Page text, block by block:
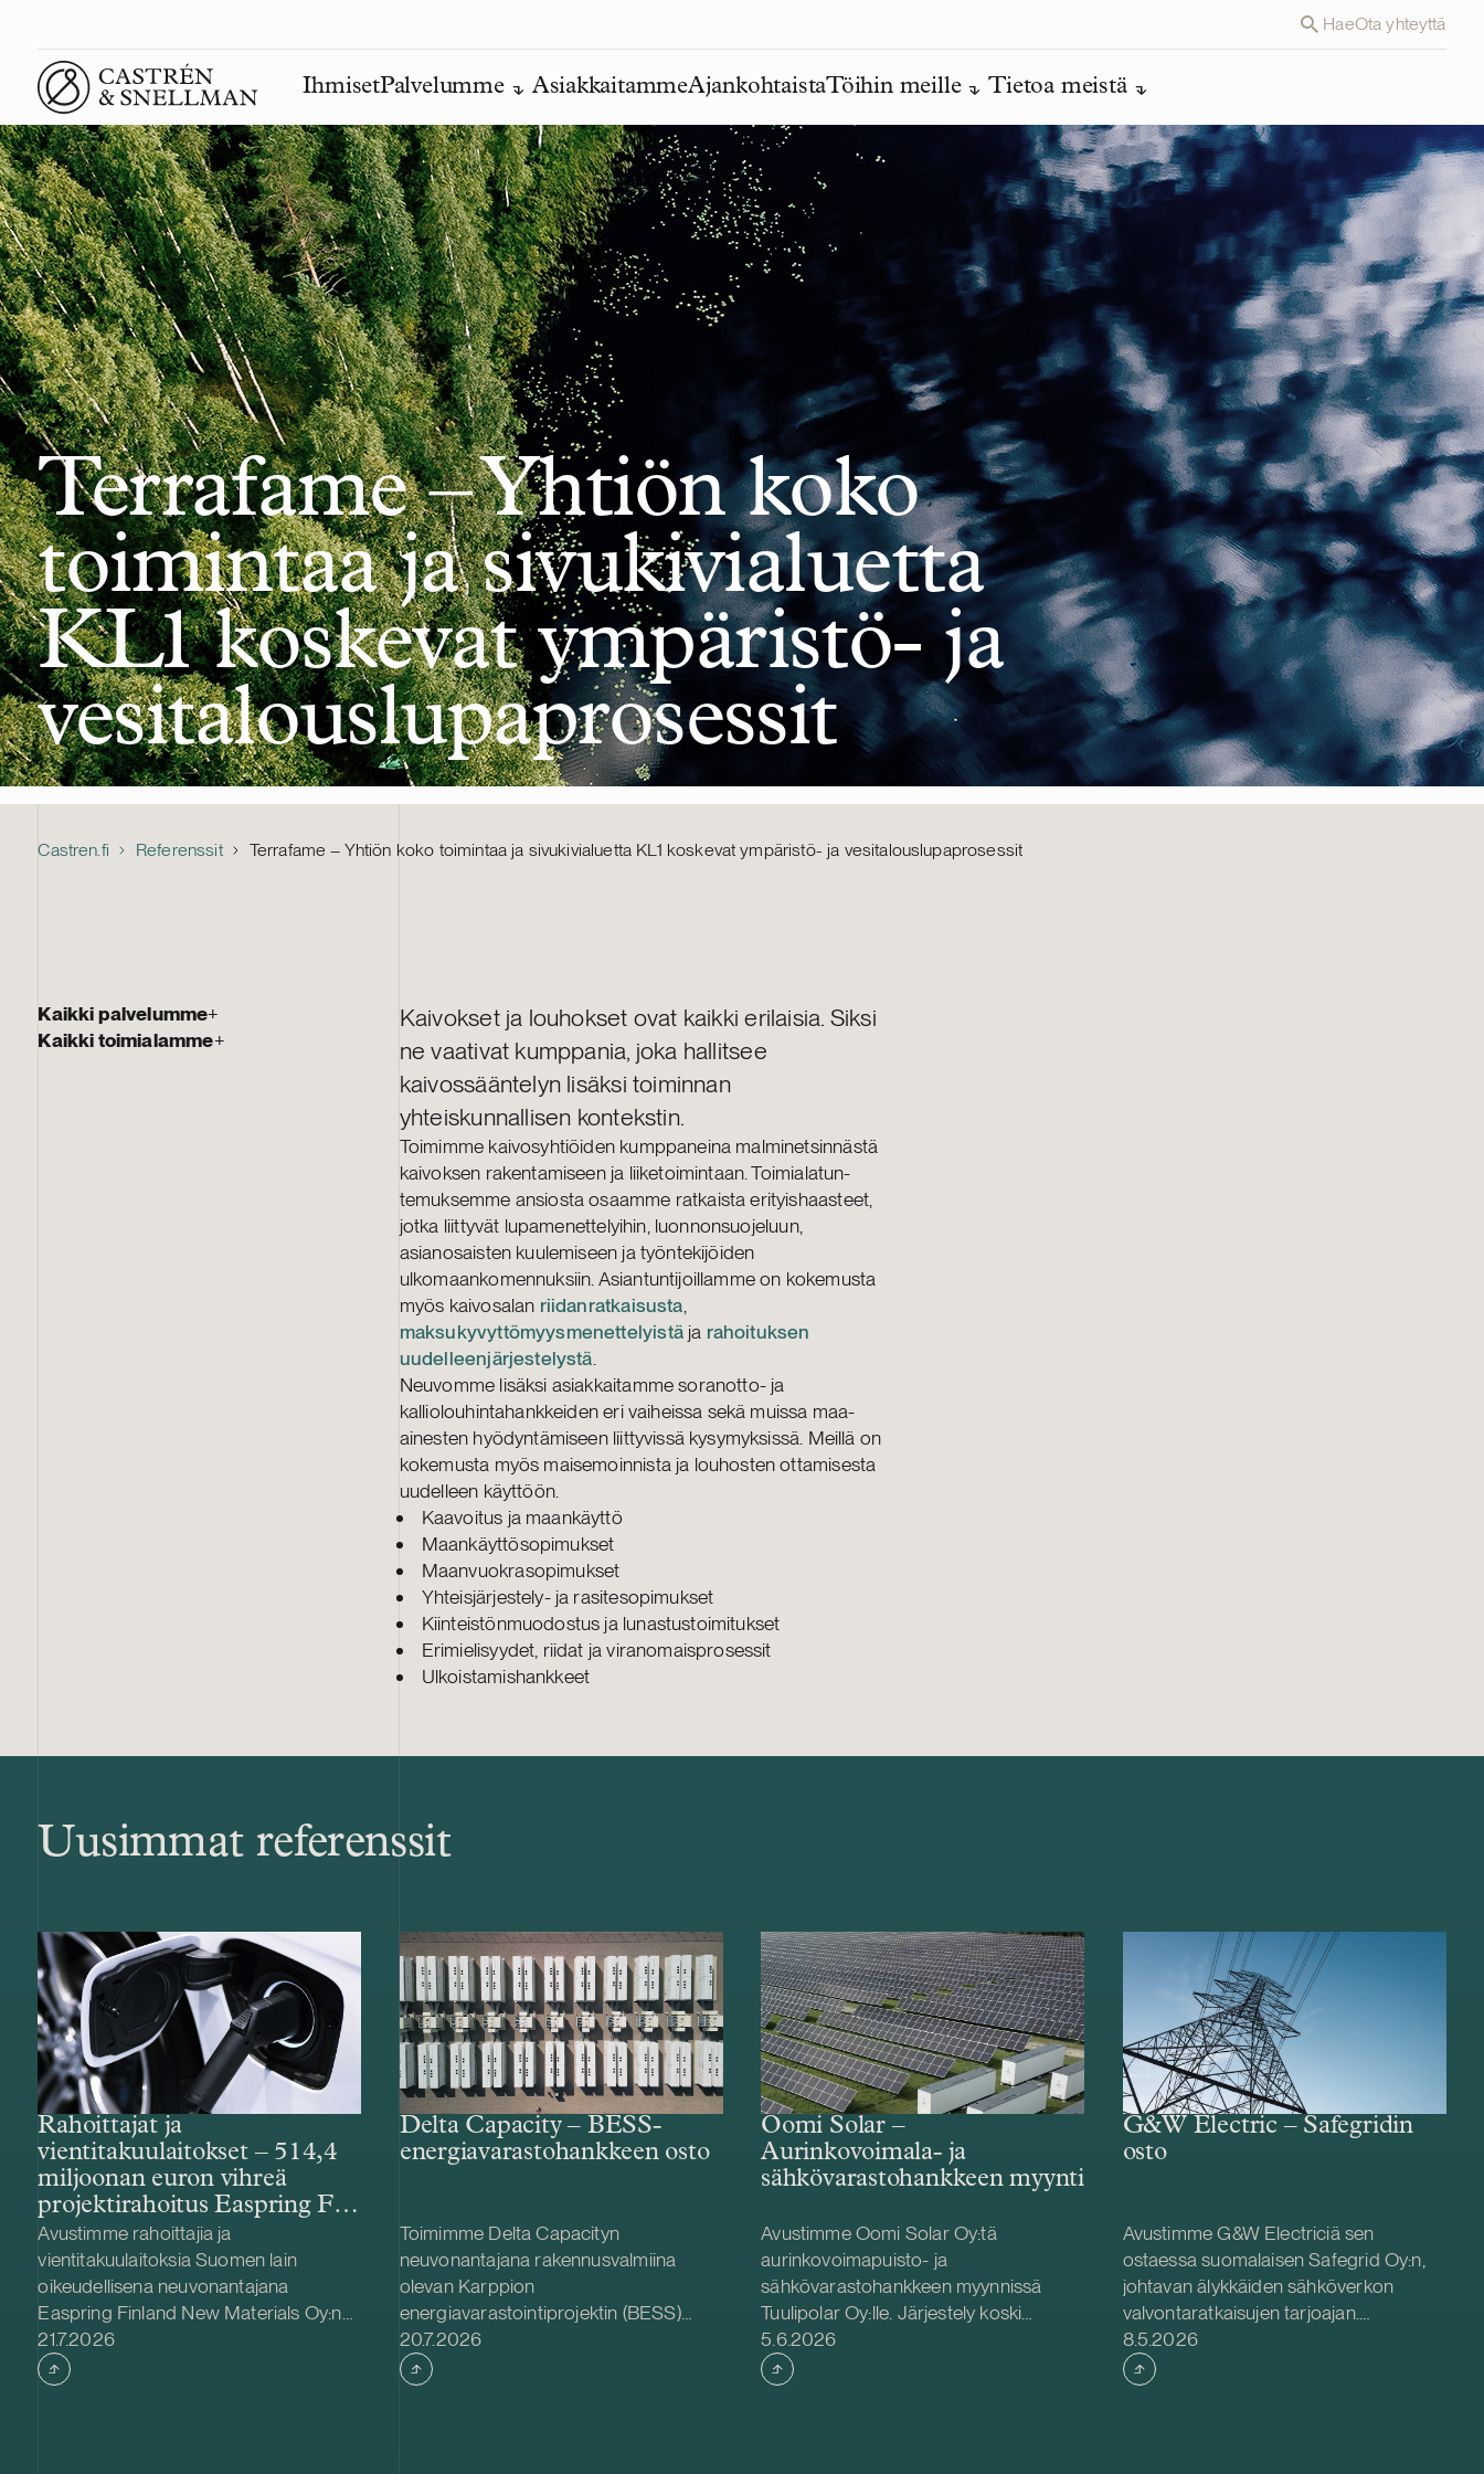
HaeOta yhteyttä
Front page
IhmisetPalvelumme AsiakkaitammeAjankohtaistaTöihin meille Tietoa meistä
Terrafame – Yhtiön koko
toimintaa ja sivukivialuetta
KL1 koskevat ympäristö- ja
vesitalouslupaprosessit
Castren.fi Referenssit Terrafame – Yhtiön koko toimintaa ja sivukivialuetta KL1 koskevat ympäristö- ja vesitalouslupaprosessit
Kaikki palvelumme+
Kaikki toimialamme+
Kaivokset ja louhokset ovat kaikki erilaisia. Siksi
ne vaativat kumppania, joka hallitsee
kaivossääntelyn lisäksi toiminnan
yhteiskunnallisen kontekstin.
Toimimme kaivosyhtiöiden kumppaneina malminetsinnästä
kaivoksen rakenta­miseen ja liike­toimintaan. Toimiala­tun­
temuksemme ansiosta osaamme ratkaista erityishaasteet,
jotka liittyvät lupamenettelyihin, luonnonsuojeluun,
asianosaisten kuulemiseen ja työntekijöiden
ulkomaankomennuksiin. Asiantuntijoillamme on kokemusta
myös kaivosalan riidanratkaisusta,
maksukyvyttömyysmenettelyistäja rahoituksen
uudelleenjärjestelystä.
Neuvomme lisäksi asiakkaitamme soranotto- ja
kalliolouhintahankkeiden eri vaiheissa sekä muissa maa-
ainesten hyödyntämiseen liittyvissä kysymyksissä. Meillä on
kokemusta myös maisemoinnista ja louhosten ottamisesta
uudelleen käyttöön.
Kaavoitus ja maankäyttö
Maankäyttösopimukset
Maanvuokrasopimukset
Yhteisjärjestely- ja rasitesopimukset
Kiinteistönmuodostus ja lunastustoimitukset
Erimielisyydet, riidat ja viranomaisprosessit
Ulkoistamishankkeet
Uusimmat referenssit
Rahoittajat ja
vientitakuulaitokset – 514,4
miljoonan euron vihreä
projektirahoitus Easpring Finland
New Materialsin CAM-
tehtaalle
Avustimme rahoittajia ja
vientitakuulaitoksia Suomen lain
oikeudellisena neuvonantajana
Easpring Finland New Materials Oy:n
Kotkaan rakennettavan
katodiaktiivimateriaalia (CAM)
valmistavan tehtaan kehittämiseen ja
Julkaistu
21.7.2026
Delta Capacity – BESS-
energiavarastohankkeen osto
Toimimme Delta Capacityn
neuvonantajana rakennusvalmiina
olevan Karppion
energiavarastointiprojektin (BESS)
hankinnassa Helios Nordic Energyltä.
Delta Capacity toteuttaa hankkeen
yhdessä Strioga Family Foundationin
Julkaistu
20.7.2026
Oomi Solar –
Aurinkovoimala- ja
sähkövarastohankkeen myynti
Avustimme Oomi Solar Oy:tä
aurinkovoimapuisto- ja
sähkövarastohankkeen myynnissä
Tuulipolar Oy:lle. Järjestely koski
Tornioon rakennettavaa 24 MWp
aurinkovoimalaa sekä 36 MW / 70
MWh sähkövarastoa (BESS). Tuulipolar
Julkaistu
5.6.2026
G&W Electric – Safegridin
osto
Avustimme G&W Electriciä sen
ostaessa suomalaisen Safegrid Oy:n,
johtavan älykkäiden sähköverkon
valvontaratkaisujen tarjoajan.
Yrityskauppa nopeuttaa G&W
Electricin pitkäaikaista strategiaa
integroida älykäs verkonvalvonta ja
Julkaistu
8.5.2026